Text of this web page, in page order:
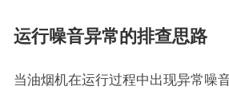
运行噪音异常的排查思路
当油烟机在运行过程中出现异常噪